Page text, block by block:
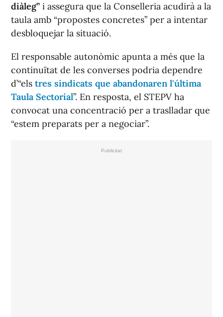
diàleg” i assegura que la Conselleria acudirà a la
taula amb “propostes concretes” per a intentar
desbloquejar la situació.
El responsable autonòmic apunta a més que la
continuïtat de les converses podria dependre
d’“els tres sindicats que abandonaren l'última
Taula Sectorial”. En resposta, el STEPV ha
convocat una concentració per a traslladar que
“estem preparats per a negociar”.